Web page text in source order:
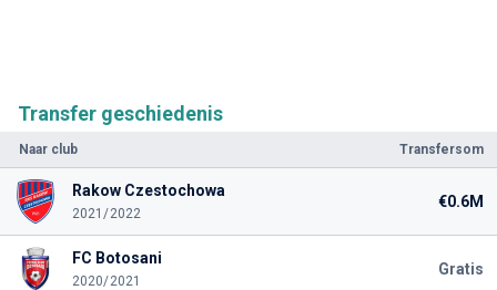
Transfer geschiedenis
Naar club Transfersom
Rakow Czestochowa
2021/2022
€0.6M
FC Botosani
2020/2021
Gratis